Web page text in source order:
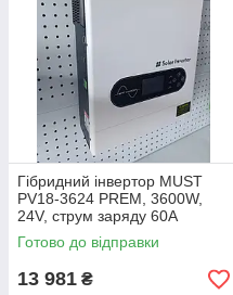
Гібридний інвертор MUST
PV18-3624 PREM, 3600W,
24V, струм заряду 60A
Готово до відправки
13 981 ₴